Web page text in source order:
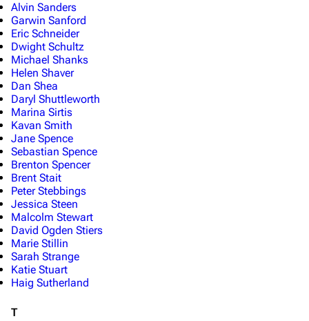
Datei hochladen
Filme und Serien
Überblick
Stargate SG-1
Stargate Universe
Stargate Origins
Stargate Infinity
Stargate-Romane
Das Stargate-Universum
Alvin Sanders
Garwin Sanford
Eric Schneider
Dwight Schultz
Michael Shanks
Helen Shaver
Dan Shea
Daryl Shuttleworth
Marina Sirtis
Kavan Smith
Jane Spence
Sebastian Spence
Brenton Spencer
Brent Stait
Peter Stebbings
Jessica Steen
Malcolm Stewart
David Ogden Stiers
Marie Stillin
Sarah Strange
Katie Stuart
Haig Sutherland
T